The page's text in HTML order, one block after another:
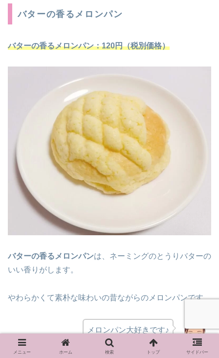
バターの香るメロンパン
バターの香るメロンパン：120円（税別価格）
バターの香るメロンパンは、ネーミングのとうりバターの
いい香りがします。
やわらかくて素朴な味わいの昔ながらのメロンパンです。
娘
メロンパン大好きです♪
メニュー ホーム 検索 トップ サイドバー